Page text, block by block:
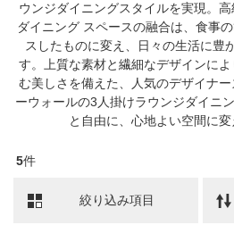
ウンジダイニングスタイルを実現。
ダイニング スペースの融合は、食事
スしたものに変え、日々の生活に豊
す。上質な素材と繊細なデザインに
む美しさを備えた、人気のデザイナ
ーウォールの3人掛けラウンジダイニ
と自由に、心地よい空間に変
5件
絞り込み項目